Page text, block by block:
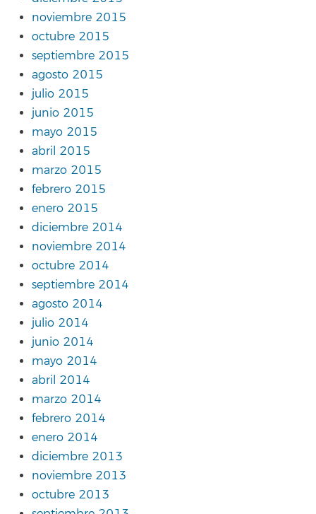
noviembre 2015
octubre 2015
septiembre 2015
agosto 2015
julio 2015
junio 2015
mayo 2015
abril 2015
marzo 2015
febrero 2015
enero 2015
diciembre 2014
noviembre 2014
octubre 2014
septiembre 2014
agosto 2014
julio 2014
junio 2014
mayo 2014
abril 2014
marzo 2014
febrero 2014
enero 2014
diciembre 2013
noviembre 2013
octubre 2013